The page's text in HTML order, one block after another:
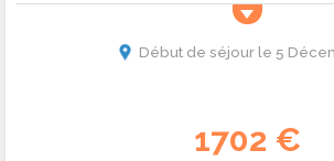
Début de séjour le 5
1702 €